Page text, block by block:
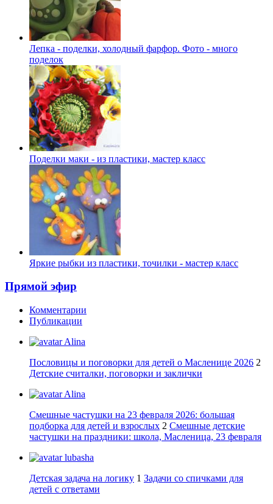
Лепка - поделки, холодный фарфор. Фото - много
поделок
Поделки маки - из пластики, мастер класс
Яркие рыбки из пластики, точилки - мастер класс
Прямой эфир
Комментарии
Публикации
Alina
Пословицы и поговорки для детей о Масленице 2026 2
Детские считалки, поговорки и заклички
Alina
Смешные частушки на 23 февраля 2026: большая
подборка для детей и взрослых 2 Смешные детские
частушки на праздники: школа, Масленица, 23 февраля
lubasha
Детская задача на логику 1 Задачи со спичками для
детей с ответами